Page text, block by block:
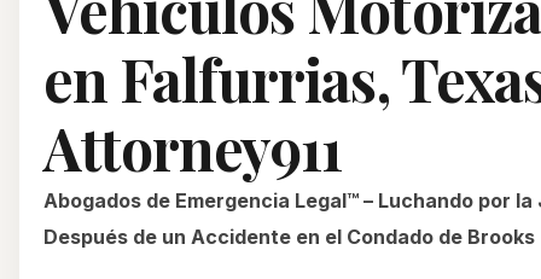
en Falfurrias,
Attorney911
Abogados de Emergencia Legal™ – Luchando por
Después de un Accidente en el Condado de Brooks